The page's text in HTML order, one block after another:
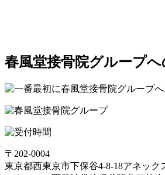
春風堂接骨院グループ
〒202-0004
東京都西東京市下保谷4-8-18アネック